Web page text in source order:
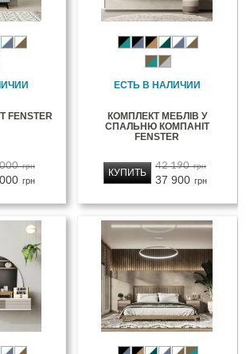
FENSTER
грн
грн
ЕСТЬ В НАЛИЧИИ
КОМПЛЕКТ МЕБЛІВ У
СПАЛЬНЮ КОМПАНІТ
FENSTER
42 190 грн
37 900 грн
КУПИТЬ